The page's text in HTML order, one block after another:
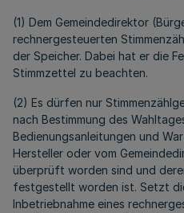
(1) Dem Gemeindedirektor
rechnergesteuerten
der Speicher. Dabei hat er die
Stimmzettel zu beachten.
(2) Es dürfen nur
nach Bestimmung des
Bedienungsanleitungen und
Hersteller oder vom
überprüft worden sind und
festgestellt worden ist. Setzt
Inbetriebnahme eines